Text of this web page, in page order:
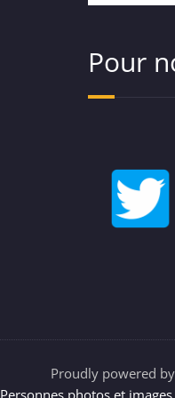
Pour
Proudly powered by